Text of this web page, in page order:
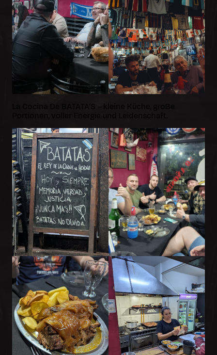
La Cocina De BATATA’S – kleine Küche, große
Portionen, voller Energie und Leidenschaft.